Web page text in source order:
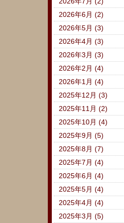
2026年6月 (2)
2026年5月 (3)
2026年4月 (3)
2026年3月 (3)
2026年2月 (4)
2026年1月 (4)
2025年12月 (3)
2025年11月 (2)
2025年10月 (4)
2025年9月 (5)
2025年8月 (7)
2025年7月 (4)
2025年6月 (4)
2025年5月 (4)
2025年4月 (4)
2025年3月 (5)